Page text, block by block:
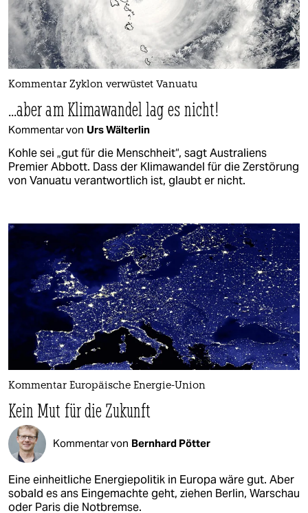
Kommentar Zyklon verwüstet Vanuatu
...aber am Klimawandel lag es nicht!
Kommentar von Urs Wälterlin
Kohle sei „gut für die Menschheit“, sagt Australiens
Premier Abbott. Dass der Klimawandel für die Zerstörung
von Vanuatu verantwortlich ist, glaubt er nicht.
Kommentar Europäische Energie-Union
Kein Mut für die Zukunft
Kommentar von Bernhard Pötter
Eine einheitliche Energiepolitik in Europa wäre gut. Aber
sobald es ans Eingemachte geht, ziehen Berlin, Warschau
oder Paris die Notbremse.